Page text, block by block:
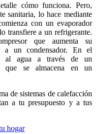
cómo funciona. Pero,
sanitaria, lo hace mediante
con un evaporador
transfiere a un refrigerante.
que aumenta su
a un condensador. En el
al agua a través de un
que se almacena en un
de sistemas de calefacción
a tu presupuesto y a tus
hogar